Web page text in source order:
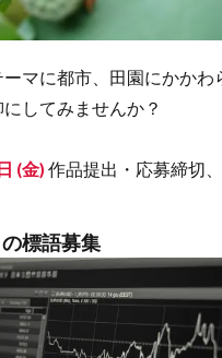
ーマに都市、田園にかか
してみませんか？
(金) 作品提出・応募締切
標語募集